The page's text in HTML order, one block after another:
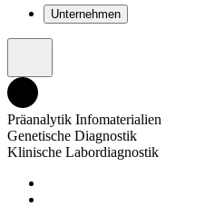
Unternehmen
Präanalytik Infomaterialien
Genetische Diagnostik
Klinische Labordiagnostik